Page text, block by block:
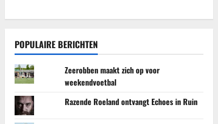
POPULAIRE BERICHTEN
Zeerobben maakt zich op voor
weekendvoetbal
Razende Roeland ontvangt Echoes in Ruin